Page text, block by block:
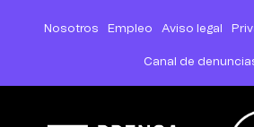
Nosotros Empleo Aviso legal
Canal de